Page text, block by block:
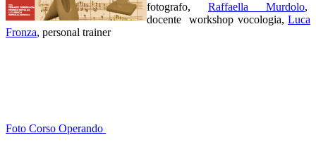
fotografo, Raffaella Murdolo,
docente workshop vocologia, Luca
Fronza, personal trainer
Foto Corso Operando